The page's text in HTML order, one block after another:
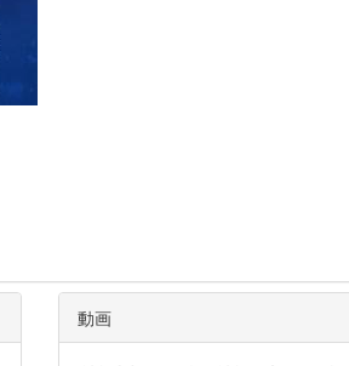
動画